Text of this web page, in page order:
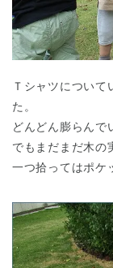
Ｔシャツについて
た。
どんどん膨らんで
でもまだまだ木の
一つ拾ってはポケ